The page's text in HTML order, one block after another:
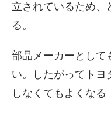
立されているため、
る。
部品メーカーとして
い。したがってトヨ
しなくてもよくなる